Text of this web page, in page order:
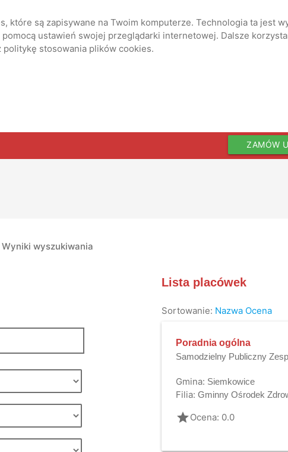
które są zapisywane na Twoim komputerze. Technologia ta jest
ustawień swojej przeglądarki internetowej. Dalsze
stosowania plików cookies.
ZAMÓW
Wyniki wyszukiwania
Lista placówek
Sortowanie: Nazwa Ocena
Poradnia ogólna
Samodzielny Publiczny
Gmina: Siemkowice
Filia: Gminny Ośrodek
gradeOcena: 0.0